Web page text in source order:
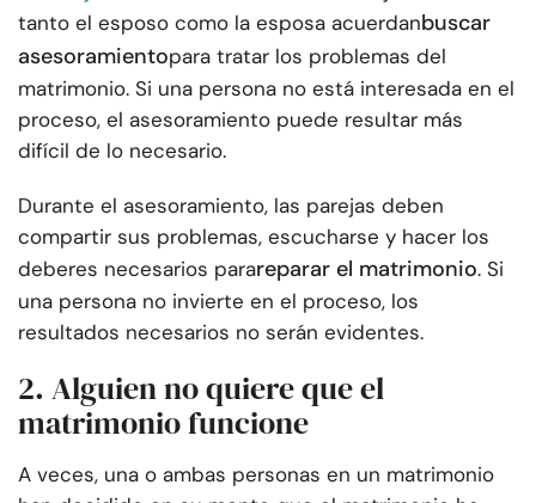
tanto el esposo como la esposa acuerdanbuscar
asesoramientopara tratar los problemas del
matrimonio. Si una persona no está interesada en el
proceso, el asesoramiento puede resultar más
difícil de lo necesario.
Durante el asesoramiento, las parejas deben
compartir sus problemas, escucharse y hacer los
deberes necesarios parareparar el matrimonio. Si
una persona no invierte en el proceso, los
resultados necesarios no serán evidentes.
2. Alguien no quiere que el
matrimonio funcione
A veces, una o ambas personas en un matrimonio